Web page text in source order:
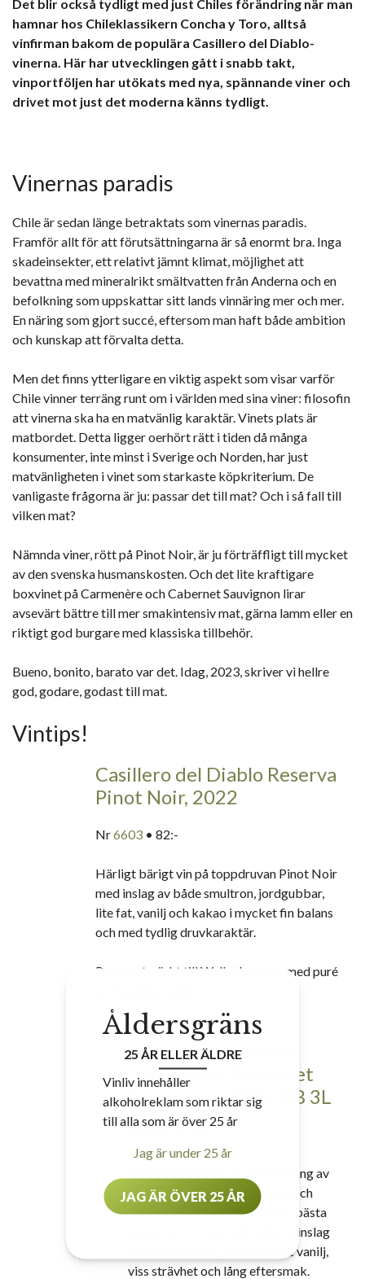
Det blir också tydligt med just Chiles förändring när man
hamnar hos Chileklassikern Concha y Toro, alltså
vinfirman bakom de populära Casillero del Diablo-
vinerna. Här har utvecklingen gått i snabb takt,
vinportföljen har utökats med nya, spännande viner och
drivet mot just det moderna känns tydligt.
Vinernas paradis
Chile är sedan länge betraktats som vinernas paradis.
Framför allt för att förutsättningarna är så enormt bra. Inga
skadeinsekter, ett relativt jämnt klimat, möjlighet att
bevattna med mineralrikt smältvatten från Anderna och en
befolkning som uppskattar sitt lands vinnäring mer och mer.
En näring som gjort succé, eftersom man haft både ambition
och kunskap att förvalta detta.
Men det finns ytterligare en viktig aspekt som visar varför
Chile vinner terräng runt om i världen med sina viner: filosofin
att vinerna ska ha en matvänlig karaktär. Vinets plats är
matbordet. Detta ligger oerhört rätt i tiden då många
konsumenter, inte minst i Sverige och Norden, har just
matvänligheten i vinet som starkaste köpkriterium. De
vanligaste frågorna är ju: passar det till mat? Och i så fall till
vilken mat?
Nämnda viner, rött på Pinot Noir, är ju förträffligt till mycket
av den svenska husmanskosten. Och det lite kraftigare
boxvinet på Carmenère och Cabernet Sauvignon lirar
avsevärt bättre till mer smakintensiv mat, gärna lamm eller en
riktigt god burgare med klassiska tillbehör.
Bueno, bonito, barato var det. Idag, 2023, skriver vi hellre
god, godare, godast till mat.
Vintips!
Casillero del Diablo Reserva
Pinot Noir, 2022
Nr6603• 82:-
Härligt bärigt vin på toppdruvan Pinot Noir
med inslag av både smultron, jordgubbar,
lite fat, vanilj och kakao i mycket fin balans
och med tydlig druvkaraktär.
Passar utmärkt till Wallenbergare med puré
Casillero del Diablo
Carmenère Cabernet
Sauvignon, 2021 BiB 3L
Välbalanserat vin på en blandning av
den lokala druvan Carmenère och
Cabernet Sauvignon, världens bästa
druva för rött vin. Här hittar vi inslag
av svarta vinbär, plommon lite vanilj,
viss strävhet och lång eftersmak.
Åldersgräns
25 ÅR ELLER ÄLDRE
Vinliv innehåller
alkoholreklam som riktar sig
till alla som är över 25 år
Jag är under 25 år
JAG ÄR ÖVER 25 ÅR